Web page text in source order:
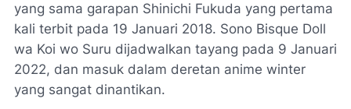
yang sama garapan Shinichi Fukuda yang pertama
kali terbit pada 19 Januari 2018. Sono Bisque Doll
wa Koi wo Suru dijadwalkan tayang pada 9 Januari
2022, dan masuk dalam deretan anime winter
yang sangat dinantikan.